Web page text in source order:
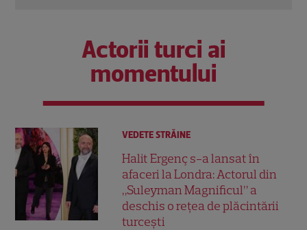
Actorii turci ai
momentului
VEDETE STRĂINE
Halit Ergenç s-a lansat în
afaceri la Londra: Actorul din
„Suleyman Magnificul” a
deschis o rețea de plăcintării
turcești